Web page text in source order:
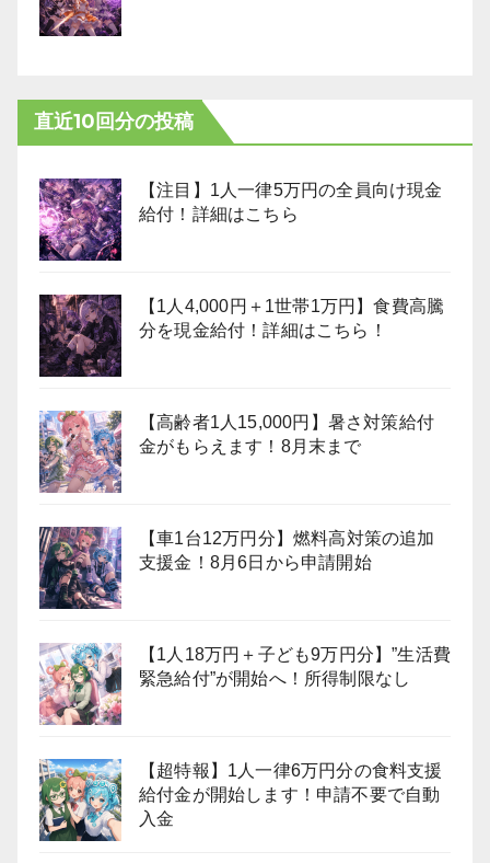
直近10回分の投稿
【注目】1人一律5万円の全員向け現金
給付！詳細はこちら
【1人4,000円＋1世帯1万円】食費高騰
分を現金給付！詳細はこちら！
【高齢者1人15,000円】暑さ対策給付
金がもらえます！8月末まで
【車1台12万円分】燃料高対策の追加
支援金！8月6日から申請開始
【1人18万円＋子ども9万円分】”生活費
緊急給付”が開始へ！所得制限なし
【超特報】1人一律6万円分の食料支援
給付金が開始します！申請不要で自動
入金